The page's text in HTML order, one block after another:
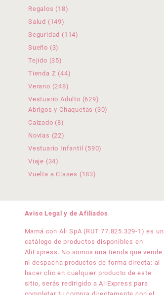
Regalos 1818
Salud 149149
productos
Seguridad 114114
Sueño 33
productos
Tejido 3535
productos
Tienda Z 4444
productos
Verano 248248
productos
Vestuario Adulto 629629
productos
Abrigos y Chaquetas 3030
Calzado 88
productos
Novias 2222
productos
Vestuario Infantil 590590
Viaje 3434
productos
Vuelta a Clases 183183
Aviso Legal y de Afiliados
Mamá con Ali SpA (RUT 77.825.329-1) es un
catálogo de productos disponibles en
AliExpress. No somos una tienda que vende
ni despacha productos de forma directa: al
hacer clic en cualquier producto de este
sitio, serás redirigido a AliExpress para